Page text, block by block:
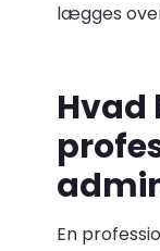
lægges
Hvad
En